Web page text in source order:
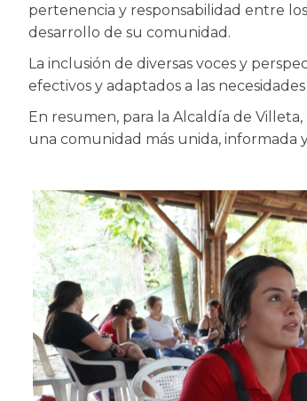
pertenencia y responsabilidad entre
desarrollo de su comunidad.
La inclusión de diversas voces y
efectivos y adaptados a las
En resumen, para la Alcaldía de
una comunidad más unida,